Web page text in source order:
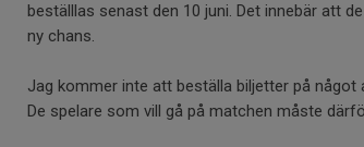
beställlas senast den 10 juni. Det innebär att
ny chans.
Jag kommer inte att beställa biljetter på något
De spelare som vill gå på matchen måste